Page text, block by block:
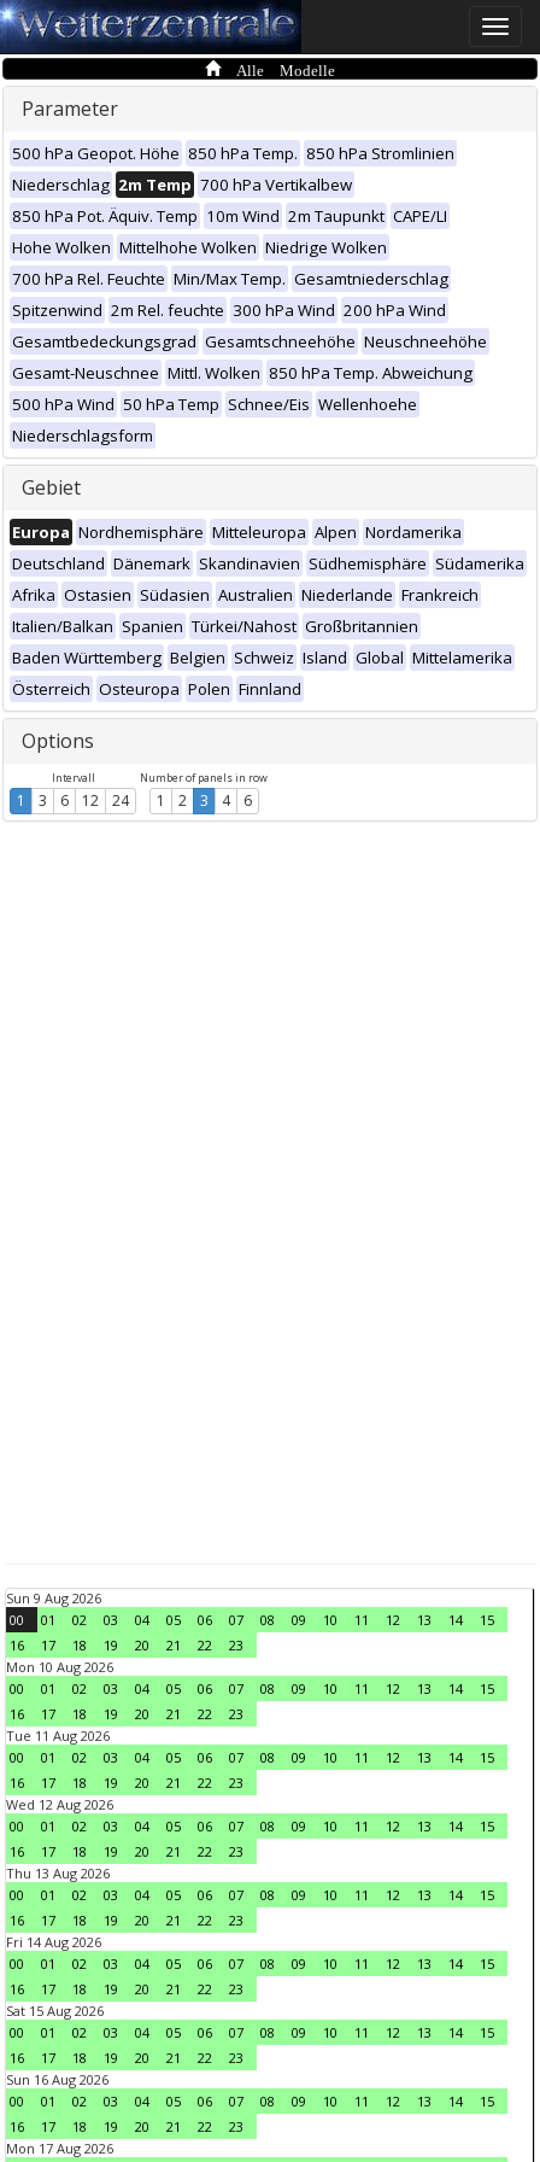
Toggle
Alle Modelle
Parameter
500 hPa Geopot. Höhe 850 hPa Temp. 850 hPa Stromlinien
Niederschlag 2m Temp 700 hPa Vertikalbew
850 hPa Pot. Äquiv. Temp 10m Wind 2m Taupunkt CAPE/LI
Hohe Wolken Mittelhohe Wolken Niedrige Wolken
700 hPa Rel. Feuchte Min/Max Temp. Gesamtniederschlag
Spitzenwind 2m Rel. feuchte 300 hPa Wind 200 hPa Wind
Gesamtbedeckungsgrad Gesamtschneehöhe Neuschneehöhe
Gesamt-Neuschnee Mittl. Wolken 850 hPa Temp. Abweichung
500 hPa Wind 50 hPa Temp Schnee/Eis Wellenhoehe
Niederschlagsform
Gebiet
Europa Nordhemisphäre Mitteleuropa Alpen Nordamerika
Deutschland Dänemark Skandinavien Südhemisphäre Südamerika
Afrika Ostasien Südasien Australien Niederlande Frankreich
Italien/Balkan Spanien Türkei/Nahost Großbritannien
Baden Württemberg Belgien Schweiz Island Global Mittelamerika
Österreich Osteuropa Polen Finnland
Options
Intervall
1 3 6 12 24
Number of panels in row
1 2 3 4 6
Sun 9 Aug 2026
00
01 02 03 04 05 06 07 08 09 10 11 12 13 14
15
16
17 18 19 20 21 22
23
Mon 10 Aug 2026
00
01 02 03 04 05 06 07 08 09 10 11 12 13 14
15
16
17 18 19 20 21 22
23
Tue 11 Aug 2026
00
01 02 03 04 05 06 07 08 09 10 11 12 13 14
15
16
17 18 19 20 21 22
23
Wed 12 Aug 2026
00
01 02 03 04 05 06 07 08 09 10 11 12 13 14
15
16
17 18 19 20 21 22
23
Thu 13 Aug 2026
00
01 02 03 04 05 06 07 08 09 10 11 12 13 14
15
16
17 18 19 20 21 22
23
Fri 14 Aug 2026
00
01 02 03 04 05 06 07 08 09 10 11 12 13 14
15
16
17 18 19 20 21 22
23
Sat 15 Aug 2026
00
01 02 03 04 05 06 07 08 09 10 11 12 13 14
15
16
17 18 19 20 21 22
23
Sun 16 Aug 2026
00
01 02 03 04 05 06 07 08 09 10 11 12 13 14
15
16
17 18 19 20 21 22
23
Mon 17 Aug 2026